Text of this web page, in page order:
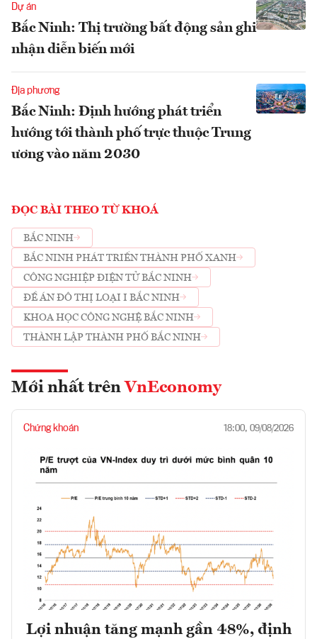
Dự án
Bắc Ninh: Thị trường bất động sản ghi
nhận diễn biến mới
Địa phương
Bắc Ninh: Định hướng phát triển
hướng tới thành phố trực thuộc Trung
ương vào năm 2030
ĐỌC BÀI THEO TỪ KHOÁ
BẮC NINH
BẮC NINH PHÁT TRIỂN THÀNH PHỐ XANH
CÔNG NGHIỆP ĐIỆN TỬ BẮC NINH
ĐỀ ÁN ĐÔ THỊ LOẠI I BẮC NINH
KHOA HỌC CÔNG NGHỆ BẮC NINH
THÀNH LẬP THÀNH PHỐ BẮC NINH
Mới nhất trên VnEconomy
Chứng khoán 18:00, 09/08/2026
Lợi nhuận tăng mạnh gần 48%, định